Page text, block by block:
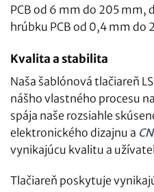
PCB od 6 mm do 205 mm,
hrúbku PCB od 0,4 mm do
Kvalita a stabilita
Naša šablónová tlačiareň
nášho vlastného procesu
spája naše rozsiahle
elektronického dizajnu a
vynikajúcu kvalitu a
Tlačiareň poskytuje